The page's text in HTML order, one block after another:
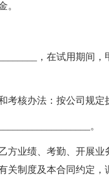
。
，在试用期间
考核办法：按公司规定
。
方业绩、考勤、开展
关制度及本合同约定